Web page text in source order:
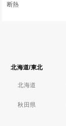
断熱
北海道/東北
北海道
秋田県